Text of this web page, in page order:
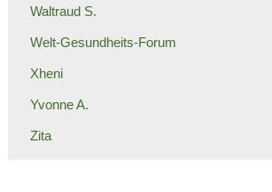
Waltraud S.
Welt-Gesundheits-Forum
Xheni
Yvonne A.
Zita